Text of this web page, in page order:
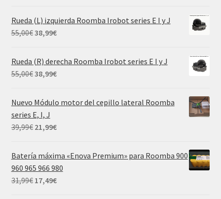
original
era:
actual
es:
Rueda (L) izquierda Roomba Irobot series E I y J
55,00€El
original
era:
38,99€El
actual
es:
Rueda (R) derecha Roomba Irobot series E I y J
55,00€El
original
era:
55,00€.
38,99€El
actual
38,99€.
Nuevo Módulo motor del cepillo lateral Roomba
series E, I, J
39,99€ El
original
era:
39,99€.
21,99€El
actual
es:
21,99€.
Batería máxima «Enova Premium» para Roomba 900
960 965 966 980
31,99€ El
17,49€El